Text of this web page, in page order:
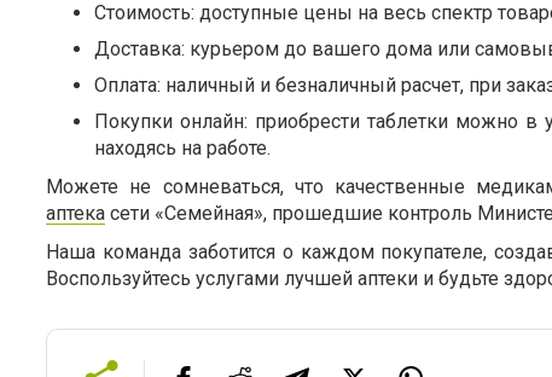
Стоимость: доступные цены на весь спектр
Доставка: курьером до вашего дома или
Оплата: наличный и безналичный расчет, при
Покупки онлайн: приобрести таблетки можно
находясь на работе.
Можете не сомневаться, что качественные
аптека сети «Семейная», прошедшие контроль
Наша команда заботится о каждом покупателе,
Воспользуйтесь услугами лучшей аптеки и будьте